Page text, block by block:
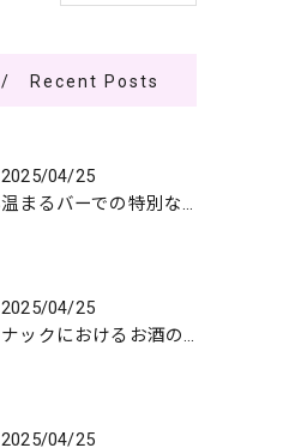
Recent Posts
2025/04/25
心温まるバーでの特別なひととき
2025/04/25
スナックにおけるお酒の多彩さと楽しみ方
2025/04/25